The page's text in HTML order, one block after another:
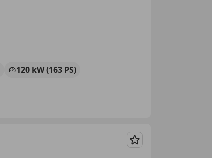
120 kW (163 PS)
Merken